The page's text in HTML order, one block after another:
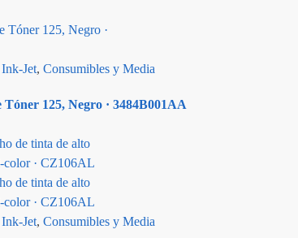
Jet, Consumibles y Media
125, Negro · 3484B001AA
Jet, Consumibles y Media